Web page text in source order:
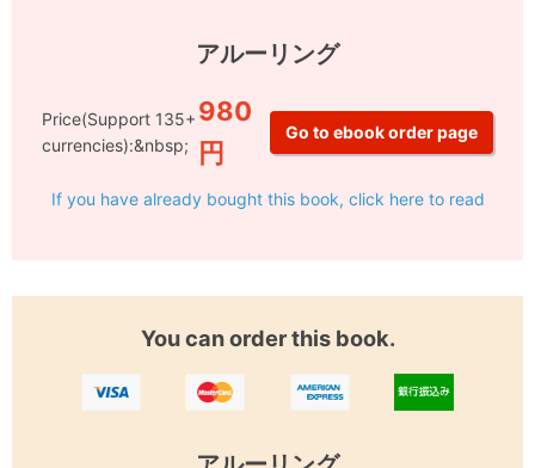
アルーリング
Price(Support 135+
currencies):&nbsp;
980
円
If you have already bought this book, click here to read
You can order this book.